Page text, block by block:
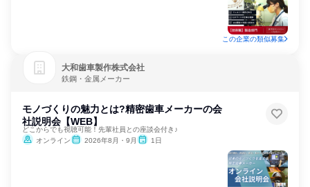
この企業の類似募集
大和歯車製作株式会社
鉄鋼・金属メーカー
モノづくりの魅力とは?精密歯車メーカーの会
社説明会【WEB】
どこからでも視聴可能！先輩社員との座談会付き♪
オンライン
2026年8月・9月 1日